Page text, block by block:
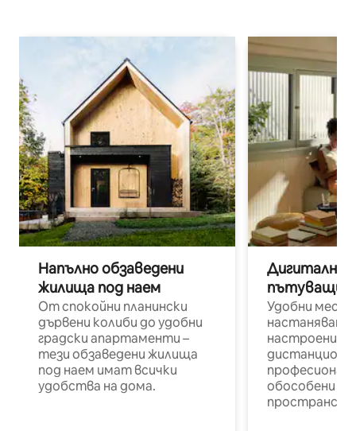
Напълно обзаведени
жилища под наем
От спокойни планински
дървени колиби до удобни
градски апартаменти –
тези обзаведени жилища
под наем имат всички
удобства на дома.
Дигитални
пътуващи
Удобни
настаняване
настроени и
обособени